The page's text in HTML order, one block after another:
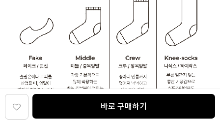
바로 구매하기